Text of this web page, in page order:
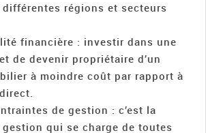
régions et secteurs
financière : investir dans une
de devenir propriétaire d’un
à moindre coût par rapport à
de gestion : c’est la
qui se charge de toutes